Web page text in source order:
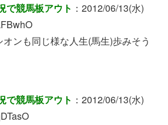
で競馬板アウト ：2012/06/13(水)
ンも同じ様な人生(馬生)歩みそう
で競馬板アウト ：2012/06/13(水)